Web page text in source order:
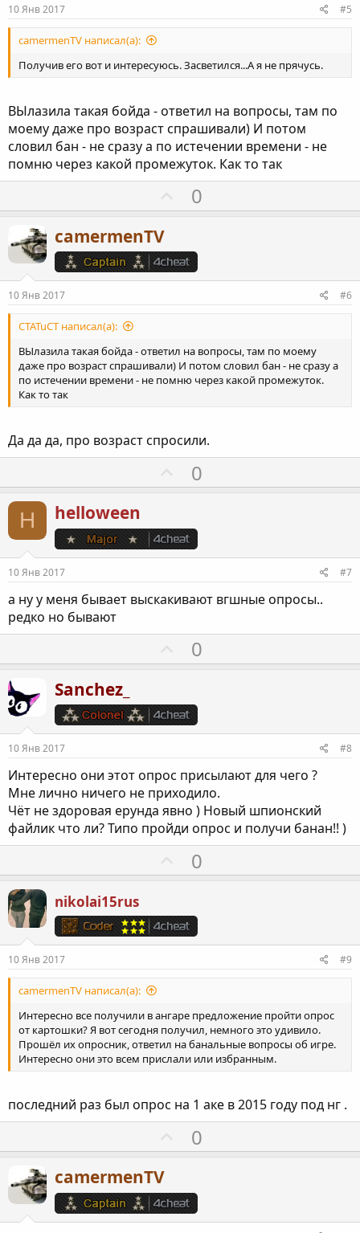
ы
о
л
о
с
10 Янв 2017 #5
camermenTV написал(а):
Получив его вот и интересуюсь. Засветился...А я не прячусь.
ВЫлазила такая бойда - ответил на вопросы, там по
моему даже про возраст спрашивали) И потом
словил бан - не сразу а по истечении времени - не
помню через какой промежуток. Как то так
П
о
и
т
ы
й
г
о
с
0
camermenTV
10 Янв 2017 #6
CTATuCT написал(а):
ВЫлазила такая бойда - ответил на вопросы, там по моему
даже про возраст спрашивали) И потом словил бан - не сразу а
по истечении времени - не помню через какой промежуток.
Как то так
Да да да, про возраст спросили.
П
о
и
т
н
г
л
о
с
0
H helloween
10 Янв 2017 #7
а ну у меня бывает выскакивают вгшные опросы..
редко но бывают
П
о
и
т
н
ы
й
г
л
с
0
Sanchez_
10 Янв 2017 #8
Интересно они этот опрос присылают для чего ?
Мне лично ничего не приходило.
Чёт не здоровая ерунда явно ) Новый шпионский
файлик что ли? Типо пройди опрос и получи банан!! )
П
о
и
т
ы
й
г
о
о
с
0
nikolai15rus
10 Янв 2017 #9
camermenTV написал(а):
Интересно все получили в ангаре предложение пройти опрос
от картошки? Я вот сегодня получил, немного это удивило.
Прошёл их опросник, ответил на банальные вопросы об игре.
Интересно они это всем прислали или избранным.
последний раз был опрос на 1 аке в 2015 году под нг .
П
о
и
т
0
camermenTV